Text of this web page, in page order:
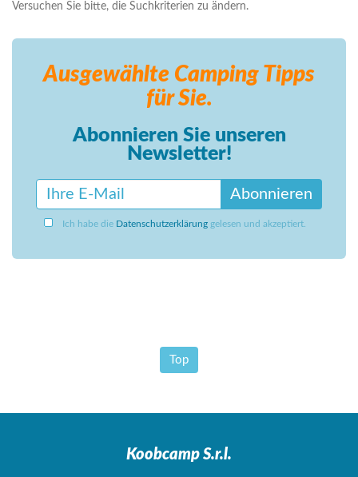
Versuchen Sie bitte, die Suchkriterien zu ändern.
Ausgewählte Camping Tipps
für Sie.
Abonnieren Sie unseren
Newsletter!
Abonnieren
Ich habe die Datenschutzerklärung gelesen und akzeptiert.
Top
Koobcamp S.r.l.